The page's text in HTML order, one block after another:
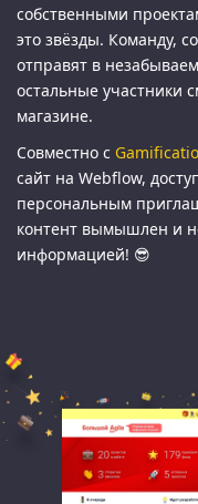
собственными
это звёзды. Команду,
отправят в
остальные участники
магазине.
Совместно с
сайт на Webflow,
персональным
контент вымышлен и
информацией! 😎